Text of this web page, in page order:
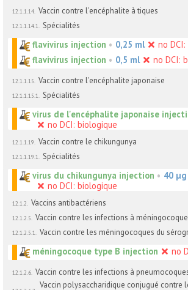
12.1.1.14. Vaccin contre l'encéphalite à tiques
12.1.1.14.1. Spécialités
flavivirus injection • 0,25 ml
no
flavivirus injection • 0,5 ml no DCI:
12.1.1.15. Vaccin contre l'encéphalite japonaise
12.1.1.15.1. Spécialités
virus de l'encéphalite japonaise
no DCI: biologique
12.1.1.19. Vaccin contre le chikungunya
12.1.1.19.1. Spécialités
virus du chikungunya injection • 40
no DCI: biologique
12.1.2. Vaccins antibactériens
12.1.2.5. Vaccin contre les infections à
12.1.2.5.1. Vaccin contre les méningocoques du
méningocoque type B injection no
12.1.2.6. Vaccin contre les infections à
Vaccin polysaccharidique conjugué contre